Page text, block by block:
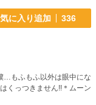
に入り追加 336
…もふもふ以外は眼中にな
くっつきません!!＊ムーン